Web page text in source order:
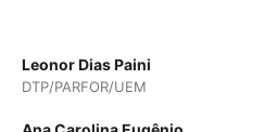
Leonor Dias Paini
DTP/PARFOR/UEM